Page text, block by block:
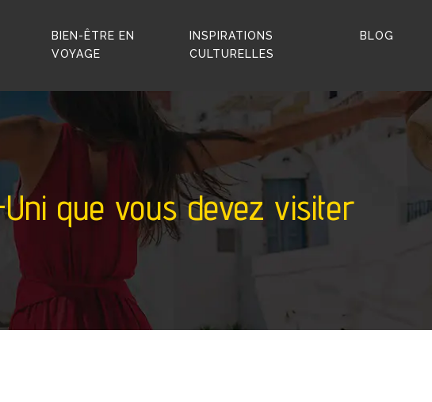
BIEN-ÊTRE EN
VOYAGE
INSPIRATIONS
CULTURELLES
BLOG
que vous devez visiter